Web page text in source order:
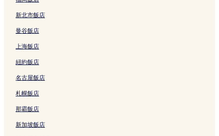
新北市飯店
曼谷飯店
上海飯店
紐約飯店
名古屋飯店
札幌飯店
那霸飯店
新加坡飯店